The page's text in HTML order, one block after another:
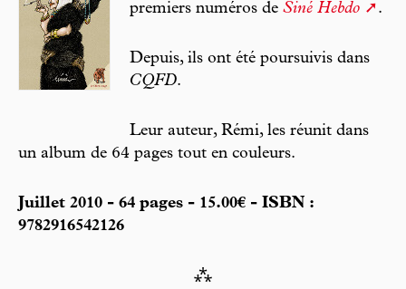
premiers numéros de Siné Hebdo .
Depuis, ils ont été poursuivis dans
CQFD.
Leur auteur, Rémi, les réunit dans
un album de 64 pages tout en couleurs.
Juillet 2010 - 64 pages - 15.00€ - ISBN :
9782916542126
⁂